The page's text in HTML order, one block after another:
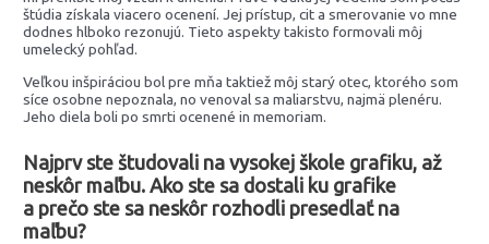
štúdia získala viacero ocenení. Jej prístup, cit a smerovanie vo mne
dodnes hlboko rezonujú. Tieto aspekty takisto formovali môj
umelecký pohľad.
Veľkou inšpiráciou bol pre mňa taktiež môj starý otec, ktorého som
síce osobne nepoznala, no venoval sa maliarstvu, najmä plenéru.
Jeho diela boli po smrti ocenené in memoriam.
Najprv ste študovali na vysokej škole grafiku, až
neskôr maľbu. Ako ste sa dostali ku grafike
a prečo ste sa neskôr rozhodli presedlať na
maľbu?